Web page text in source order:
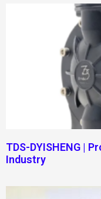
TDS-DYISHENG |
Industry